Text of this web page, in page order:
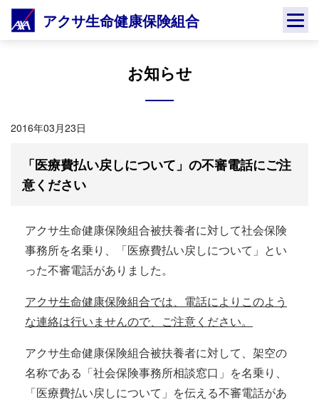
Skip
アクサ生命健康保険組合
お知らせ
2016年03月23日
「医療費払い戻しについて」の不審電話にご注
意ください
アクサ生命健康保険組合被扶養者に対して社会保険
事務所を名乗り、「医療費払い戻しについて」とい
った不審電話がありました。
アクサ生命健康保険組合では、電話によりこのよう
な連絡は行いませんので、ご注意ください。
アクサ生命健康保険組合被扶養者に対して、架空の
名称である「社会保険事務所相談窓口」を名乗り、
「医療費払い戻しについて」を伝える不審電話があ